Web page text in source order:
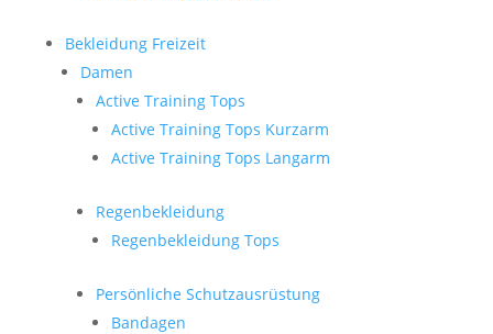
Bekleidung Freizeit
Damen
Active Training Tops
Active Training Tops Kurzarm
Active Training Tops Langarm
Regenbekleidung
Regenbekleidung Tops
Persönliche Schutzausrüstung
Bandagen